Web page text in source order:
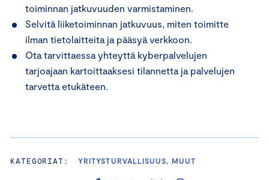
toiminnan jatkuvuuden varmistaminen.
Selvitä liiketoiminnan jatkuvuus, miten toimitte
ilman tietolaitteita ja pääsyä verkkoon.
Ota tarvittaessa yhteyttä kyberpalvelujen
tarjoajaan kartoittaaksesi tilannetta ja palvelujen
tarvetta etukäteen.
KATEGORIAT: YRITYSTURVALLISUUS, MUUT